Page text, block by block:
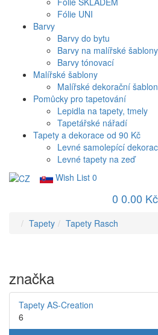
Fólie UNI
Barvy
Barvy do bytu
Barvy na malířské šablony
Barvy tónovací
Malířské šablony
Malířské dekorační
Pomůcky pro tapetování
Lepidla na tapety, tmely
Tapetářské nářadí
Tapety a dekorace od 90 Kč
Levné samolepící
Levné tapety na zeď
Wish List 0
0 0.00 Kč
Tapety Tapety Rasch
značka
Tapety AS-Creation
6